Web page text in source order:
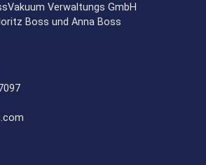
Verwaltungs GmbH
Boss und Anna Boss